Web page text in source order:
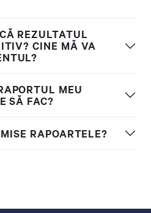
REZULTATUL
CINE MĂ VA
MEU
SĂ FAC?
RAPOARTELE?